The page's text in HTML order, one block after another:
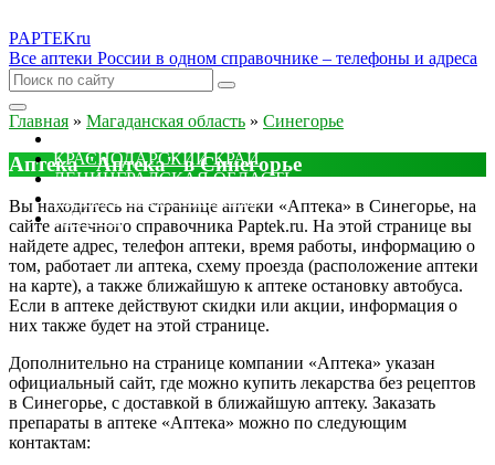
PAPTEKru
Все аптеки России в одном справочнике – телефоны и адреса
КРАСНОДАРСКИЙ КРАЙ
ЛЕНИНГРАДСКАЯ ОБЛАСТЬ
ДРУГИЕ
Главная » Магаданская область » Синегорье
Аптека "Аптека" в Синегорье
Вы находитесь на странице аптеки «Аптека» в Синегорье, на
сайте аптечного справочника Paptek.ru. На этой странице вы
найдете адрес, телефон аптеки, время работы, информацию о
том, работает ли аптека, схему проезда (расположение аптеки
на карте), а также ближайшую к аптеке остановку автобуса.
Если в аптеке действуют скидки или акции, информация о
них также будет на этой странице.
Дополнительно на странице компании «Аптека» указан
официальный сайт, где можно купить лекарства без рецептов
в Синегорье, с доставкой в ближайшую аптеку. Заказать
препараты в аптеке «Аптека» можно по следующим
контактам: